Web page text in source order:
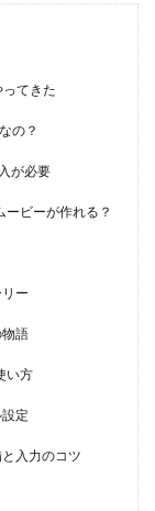
てきた
の？
が必要
ビーが作れる？
ー
語
い方
定
入力のコツ